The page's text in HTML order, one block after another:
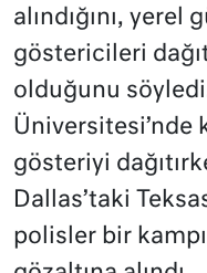
alındığını,
göstericileri
olduğunu
Üniversitesi’nde
gösteriyi
Dallas’taki
polisler bir